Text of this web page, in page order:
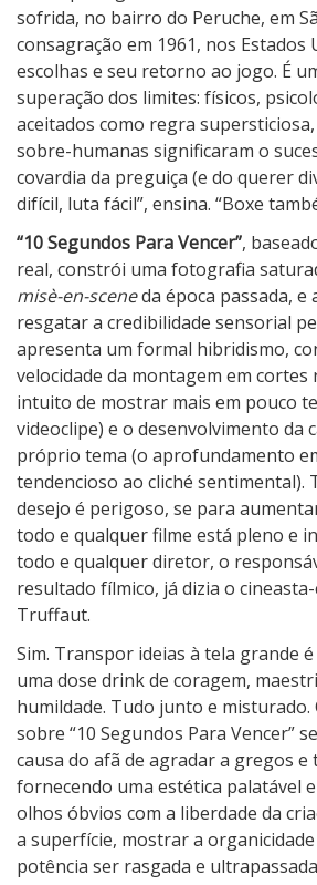
sofrida, no bairro do Peruche, em
consagração em 1961, nos Estados
escolhas e seu retorno ao jogo. É
superação dos limites: físicos,
aceitados como regra
sobre-humanas significaram o
covardia da preguiça (e do querer
difícil, luta fácil”, ensina. “Boxe
“10 Segundos Para Vencer”,
real, constrói uma fotografia
misè-en-sceneda época passada, e
resgatar a credibilidade sensorial
apresenta um formal hibridismo,
velocidade da montagem em cortes
intuito de mostrar mais em pouco
videoclipe) e o desenvolvimento da
próprio tema (o aprofundamento
tendencioso ao cliché sentimental).
desejo é perigoso, se para
todo e qualquer filme está pleno e
todo e qualquer diretor, o
resultado fílmico, já dizia o
Truffaut.
Sim. Transpor ideias à tela grande
uma dose drink de coragem,
humildade. Tudo junto e misturado.
sobre “10 Segundos Para Vencer”
causa do afã de agradar a gregos e
fornecendo uma estética palatável
olhos óbvios com a liberdade da
a superfície, mostrar a organicidade
potência ser rasgada e